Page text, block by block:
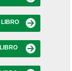
LIBRO
LIBRO